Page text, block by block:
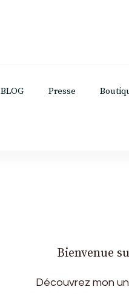
BLOG Presse
Bienvenue
Découvrez mon